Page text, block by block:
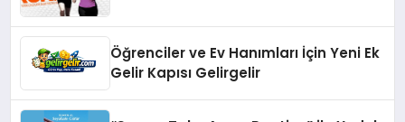
Öğrenciler ve Ev Hanımları İçin Yeni Ek
Gelir Kapısı Gelirgelir